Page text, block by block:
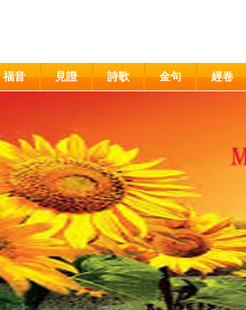
福音 見證 詩歌 金句 經卷